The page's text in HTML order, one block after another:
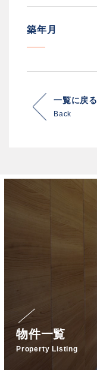
築年月
一覧に戻る
Back
物件一覧
Property Listing